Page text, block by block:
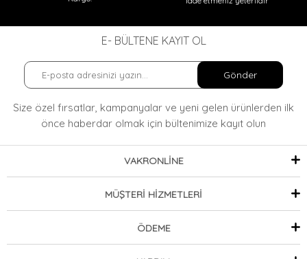
E- BÜLTENE KAYIT OL
Gönder
Size özel fırsatlar, kampanyalar ve yeni gelen ürünlerden ilk
önce haberdar olmak için bültenimize kayıt olun
VAKRONLİNE
MÜŞTERİ HİZMETLERİ
ÖDEME